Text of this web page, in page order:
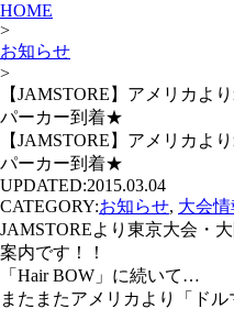
HOME
>
お知らせ
>
【JAMSTORE】アメリカよ
パーカー到着★
【JAMSTORE】アメリカよ
パーカー到着★
UPDATED:2015.03.04
CATEGORY:お知らせ, 大会情
JAMSTOREより東京大会・
案内です！！
「Hair BOW」に続いて…
またまたアメリカより「ド